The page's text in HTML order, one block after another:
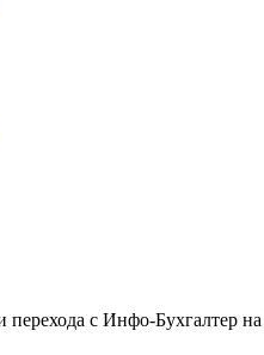
перехода с Инфо-Бухгалтер